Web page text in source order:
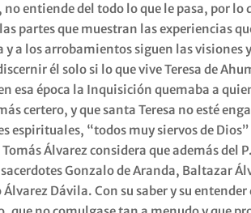
no entiende del todo lo que le pasa, por lo
partes que muestran las experiencias
y a los arrobamientos siguen las visiones
él solo si lo que vive Teresa de
esa época la Inquisición quemaba a
certero, y que santa Teresa no esté
espirituales, “todos muy siervos de
Álvarez considera que además del
Gonzalo de Aranda, Baltazar
Dávila. Con su saber y su